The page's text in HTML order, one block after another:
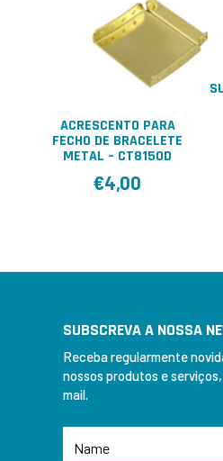
ACRESCENTO PARA
FECHO DE BRACELETE
METAL – CT8150D
€4,00
SUBSCREVA A NOSSA
Receba regularmente
nossos produtos e
mail.